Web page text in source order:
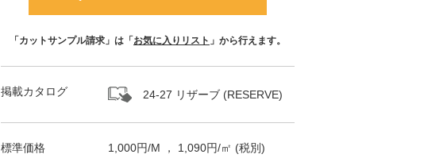
「カットサンプル請求」は「 お気に入りリスト 」から行えます。
掲載カタログ 24-27 リザーブ (RESERVE)
標準価格 1,000円/M ， 1,090円/㎡ (税別)